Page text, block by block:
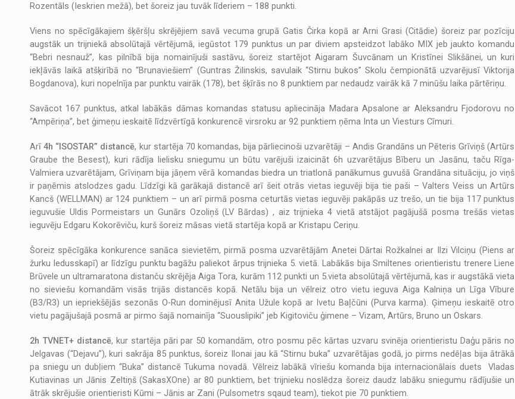
Rozentāls (Ieskrien mežā), bet šoreiz jau tuvāk līderiem – 188 punkti.
Viens no spēcīgākajiem šķēršļu skrējējiem savā vecuma grupā Gatis Čirka kopā ar Arni Grasi (Citādie) šoreiz par pozīciju
augstāk un trijniekā absolūtajā vērtējumā, iegūstot 179 punktus un par diviem apsteidzot labāko MIX jeb jaukto komandu
“Bebri nesnauž”, kas pilnībā bija nomainījuši sastāvu, šoreiz startējot Aigaram Šuvcānam un Kristīnei Slikšānei, un kuri
iekļāvās laikā atšķirībā no “Brunaviešiem” (Guntras Žilinskis, savulaik “Stirnu bukos” Skolu čempionātā uzvarējusī Viktorija
Bogdanova), kuri nopelnīja par punktu vairāk (178), bet šķīrās no 8 punktiem par nedaudz vairāk kā 7 minūšu laika pārtēriņu.
Savācot 167 punktus, atkal labākās dāmas komandas statusu apliecināja Madara Apsalone ar Aleksandru Fjodorovu no
“Ampēriņa”, bet ģimeņu ieskaitē līdzvērtīgā konkurencē virsroku ar 92 punktiem ņēma Inta un Viesturs Cīmuri.
Arī4h “ISOSTAR” distancē, kur startēja 70 komandas, bija pārliecinoši uzvarētāji – Andis Grandāns un Pēteris Grīviņš (Artūrs
Graube the Besest), kuri rādīja lielisku sniegumu un būtu varējuši izaicināt 6h uzvarētājus Bīberu un Jasānu, taču Rīga-
Valmiera uzvarētājam, Grīviņam bija jāņem vērā komandas biedra un triatlonā panākumus guvušā Grandāna situāciju, jo viņš
ir paņēmis atslodzes gadu. Līdzīgi kā garākajā distancē arī šeit otrās vietas ieguvēji bija tie paši – Valters Veiss un Artūrs
Kancš (WELLMAN) ar 124 punktiem – un arī pirmā posma ceturtās vietas ieguvēji pakāpās uz trešo, un tie bija 117 punktus
ieguvušie Uldis Pormeistars un Gunārs Ozoliņš (LV Bārdas) , aiz trijnieka 4 vietā atstājot pagājušā posma trešās vietas
ieguvēju Edgaru Kokorēviču, kurš šoreiz māsas vietā startēja kopā ar Kristapu Ceriņu.
Šoreiz spēcīgāka konkurence sanāca sievietēm, pirmā posma uzvarētājām Anetei Dārtai Rožkalnei ar Ilzi Vilciņu (Piens ar
žurku ledusskapī) ar līdzīgu punktu bagāžu paliekot ārpus trijnieka 5. vietā. Labākās bija Smiltenes orientieristu trenere Liene
Brūvele un ultramaratona distanču skrējēja Aiga Tora, kurām 112 punkti un 5.vieta absolūtajā vērtējumā, kas ir augstākā vieta
no sieviešu komandām visās trijās distancēs kopā. Netālu bija un vēlreiz otro vietu ieguva Aiga Kalniņa un Līga Vībure
(B3/R3) un iepriekšējās sezonās O-Run dominējusī Anita Užule kopā ar Ivetu Baļčūni (Purva karma). Ģimeņu ieskaitē otro
vietu pagājušajā posmā ar pirmo šajā nomainīja “Suouslipiki” jeb Kigitoviču ģimene – Vizam, Artūrs, Bruno un Oskars.
2h TVNET+ distancē, kur startēja pāri par 50 komandām, otro posmu pēc kārtas uzvaru svinēja orientieristu Daģu pāris no
Jelgavas (“Dejavu”), kuri sakrāja 85 punktus, šoreiz Ilonai jau kā “Stirnu buka” uzvarētājas godā, jo pirms nedēļas bija ātrākā
pa sniegu un dubļiem “Buka” distancē Tukuma novadā. Vēlreiz labākā vīriešu komanda bija internacionālais duets Vladas
Kutiavinas un Jānis Zeltiņš (SakasXOne) ar 80 punktiem, bet trijnieku noslēdza šoreiz daudz labāku sniegumu rādījušie un
ātrāk skrējušie orientieristi Kūmi – Jānis ar Zani (Pulsometrs sqaud team), tiekot pie 70 punktiem.